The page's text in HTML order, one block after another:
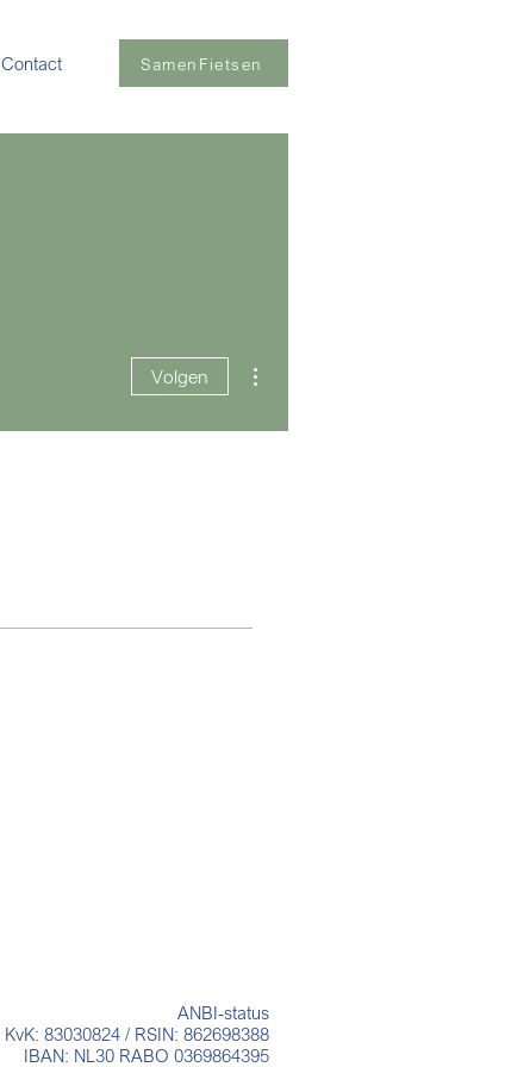
Contact SamenFietsen
Volgen
ANBI-status
KvK: 83030824 / RSIN: 862698388
IBAN: NL30 RABO 0369864395